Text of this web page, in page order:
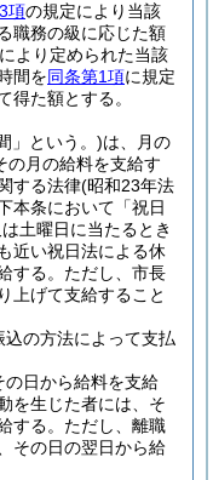
項の規定により当該
職務の級に応じた額
より定められた当該
間を同条第1項に規定
得た額とする。
」という。)は、月の
の月の給料を支給す
する法律(昭和23年法
本条において「祝日
は土曜日に当たるとき
近い祝日法による休
する。 ただし、市長
上げて支給すること
の方法によって支払
の日から給料を支給
を生じた者には、そ
する。 ただし、離職
その日の翌日から給